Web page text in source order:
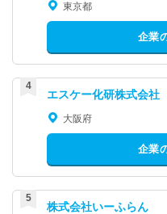
東京都
企業
エスケー化研株式会社
大阪府
企業
株式会社いーふらん